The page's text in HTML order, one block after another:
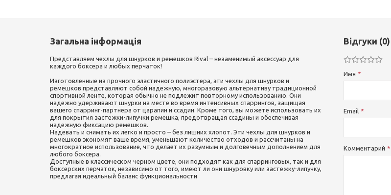
Загальна інформація
Представляем чехлы для шнурков и ремешков Rival – незаменимый аксессуар для
каждого боксера и любых перчаток!
Изготовленные из прочного эластичного полиэстера, эти чехлы для шнурков и
ремешков представляют собой надежную, многоразовую альтернативу традиционной
спортивной ленте, которая обычно не подлежит повторному использованию. Они
надежно удерживают шнурки на месте во время интенсивных спаррингов, защищая
вашего спарринг-партнера от царапин и ссадин. Кроме того, вы можете использовать их
для покрытия застежки-липучки ремешка, предотвращая ссадины и обеспечивая
надежную фиксацию ремешков.
Надевать и снимать их легко и просто – без лишних хлопот. Эти чехлы для шнурков и
ремешков экономят ваше время, уменьшают количество отходов и рассчитаны на
многократное использование, что делает их разумным и долговечным дополнением для
любого боксера.
Доступные в классическом черном цвете, они подходят как для спарринговых, так и для
боксерских перчаток, независимо от того, имеют ли они шнуровку или застежку-липучку,
предлагая идеальный баланс функциональности
Відгуки (0)
Имя
Email
Комментарий